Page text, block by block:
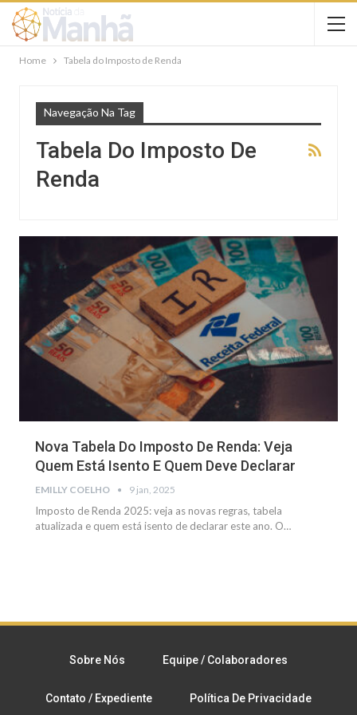
Home Tabela do Imposto de Renda
Navegação Na Tag
Tabela Do Imposto De
Renda
Nova Tabela Do Imposto De Renda: Veja
Quem Está Isento E Quem Deve Declarar
EMILLY COELHO 9 jan, 2025
Imposto de Renda 2025: veja as novas regras, tabela
atualizada e quem está isento de declarar este ano. O…
Sobre Nós Equipe / Colaboradores
Contato / Expediente Política De Privacidade